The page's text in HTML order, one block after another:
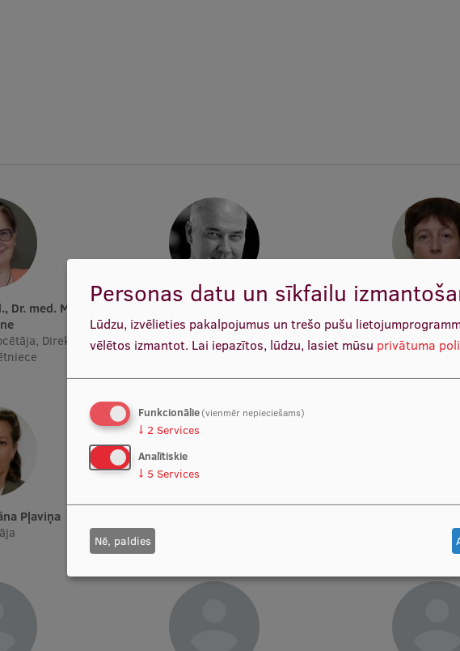
Direktore,
Docētājs, Priekšsēdētājs, Vadošais
pētnieks
Docētāja,
Pļaviņa
Docētāja, Laboratorijas vadītāja
Vadošā
Personas datu un sīkfailu
Lūdzu, izvēlieties pakalpojumus un trešo pušu
vēlētos izmantot. Lai iepazītos, lūdzu, lasiet mūsu privātuma
Funkcionālie(vienmēr nepieciešams)
↓ 2 Services
Analītiskie
↓ 5 Services
Nē, paldies